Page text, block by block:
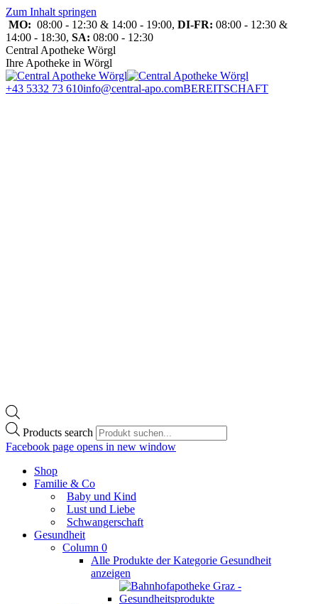
Zum Inhalt springen
MO: 08:00 - 12:30 & 14:00 - 19:00, DI-FR: 08:00 - 12:30 &
14:00 - 18:30, SA: 08:00 - 12:30
Central Apotheke Wörgl
Ihre Apotheke in Wörgl
+43 5332 73 610info@central-apo.comBEREITSCHAFT
Products search
Facebook page opens in new window
Shop
Familie & Co
Baby und Kind
Lust und Liebe
Schwangerschaft
Gesundheit
Column 0
Alle Produkte der Kategorie Gesundheit
anzeigen